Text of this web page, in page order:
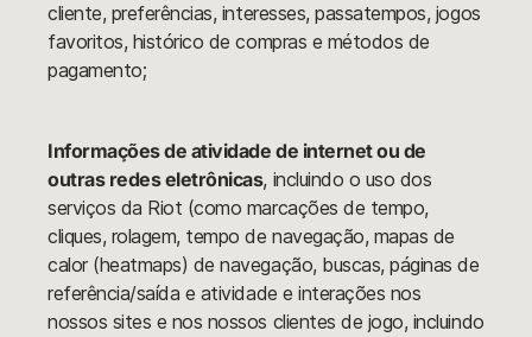
cliente, preferências, interesses, passatempos, jogos
favoritos, histórico de compras e métodos de
pagamento;
Informações de atividade de internet ou de
outras redes eletrônicas, incluindo o uso dos
serviços da Riot (como marcações de tempo,
cliques, rolagem, tempo de navegação, mapas de
calor (heatmaps) de navegação, buscas, páginas de
referência/saída e atividade e interações nos
nossos sites e nos nossos clientes de jogo, incluindo